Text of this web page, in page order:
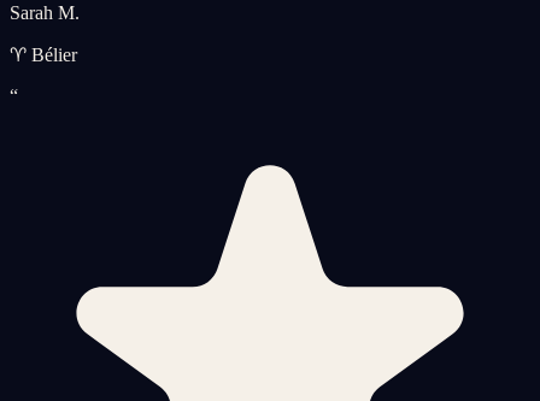
Sarah M.
♈ Bélier
“